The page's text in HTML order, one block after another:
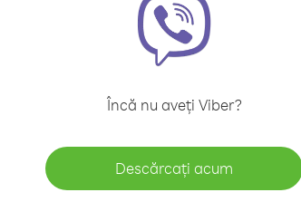
Încă nu aveți Viber?
Descărcați acum